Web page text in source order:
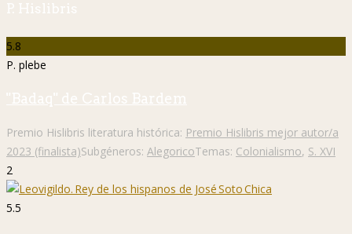
P. Hislibris
5.8
P. plebe
"Badaq" de Carlos Bardem
Premio Hislibris literatura histórica: Premio Hislibris mejor autor/a
2023 (finalista)Subgéneros: AlegoricoTemas: Colonialismo, S. XVI
2
5.5